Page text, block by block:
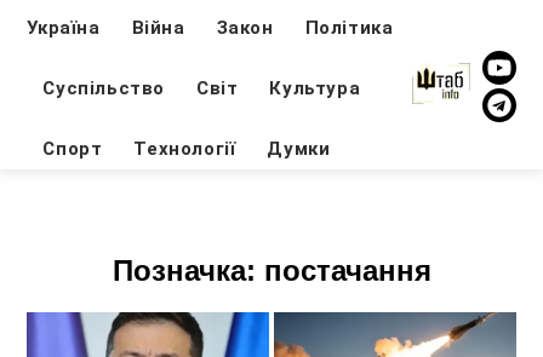
Україна Війна Закон Політика
Суспільство Світ Культура
Спорт Технології Думки
Позначка: постачання